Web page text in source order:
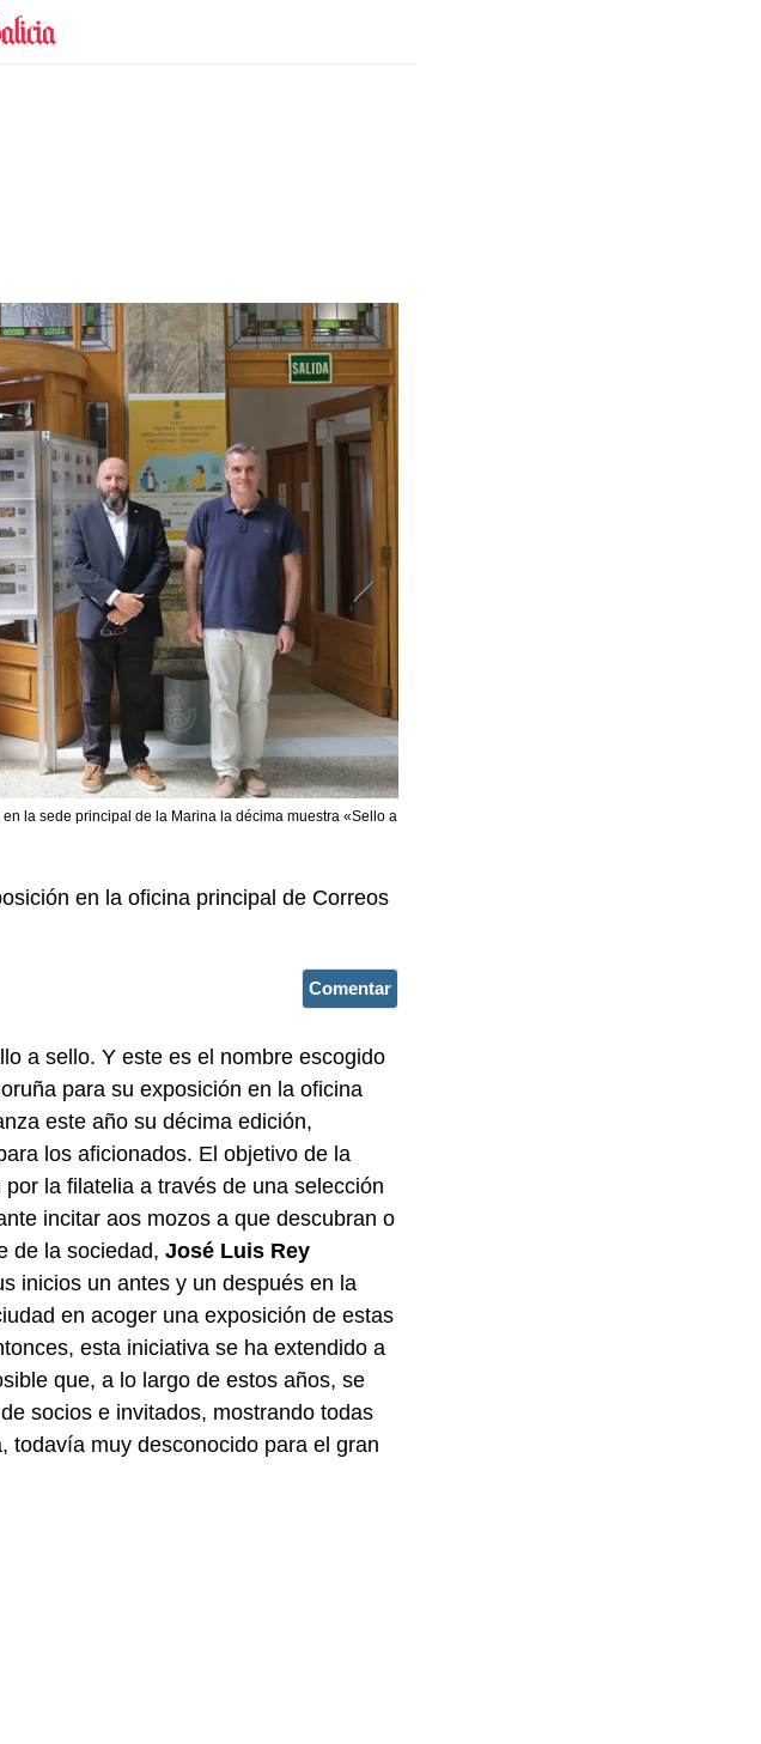
la sede principal de la Marina la décima muestra «Sello a
en la oficina principal de Correos
Comentar
a sello. Y este es el nombre escogido
para su exposición en la oficina
este año su décima edición,
los aficionados. El objetivo de la
la filatelia a través de una selección
incitar aos mozos a que descubran o
de la sociedad, José Luis Rey
inicios un antes y un después en la
en acoger una exposición de estas
esta iniciativa se ha extendido a
que, a lo largo de estos años, se
socios e invitados, mostrando todas
todavía muy desconocido para el gran